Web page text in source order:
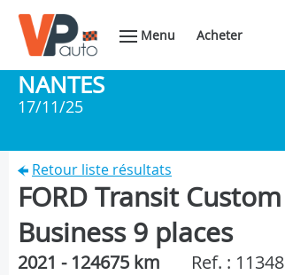
Menu Acheter
NANTES
17/11/25
Retour liste résultats
FORD Transit
Business 9 places
2021 - 124675 km Ref. :